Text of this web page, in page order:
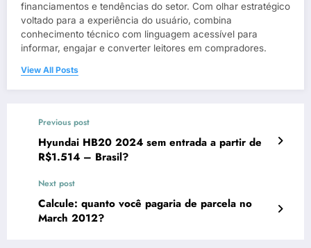
financiamentos e tendências do setor. Com olhar estratégico
voltado para a experiência do usuário, combina
conhecimento técnico com linguagem acessível para
informar, engajar e converter leitores em compradores.
View All Posts
Previous post
Hyundai HB20 2024 sem entrada a partir de
R$1.514 – Brasil?
Next post
Calcule: quanto você pagaria de parcela no
March 2012?